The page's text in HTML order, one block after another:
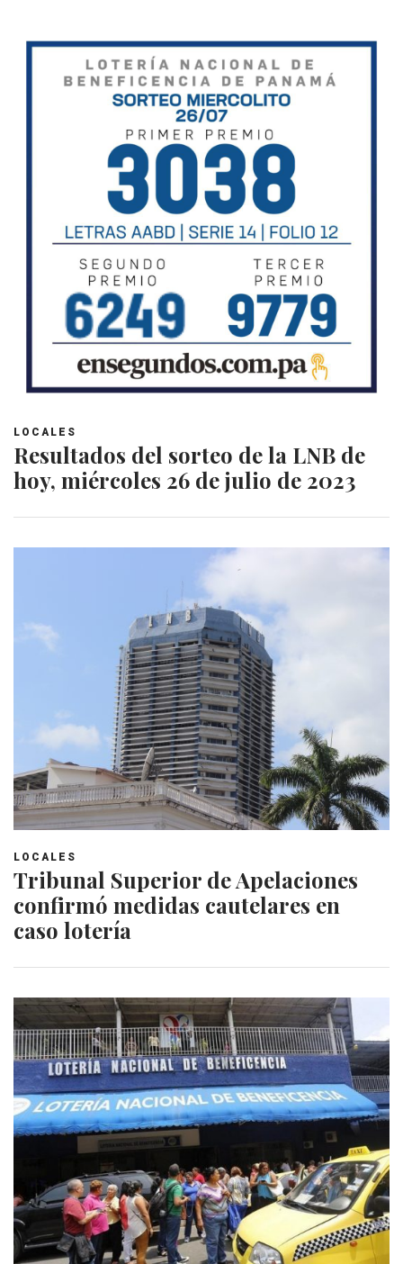
LOCALES
Resultados del sorteo de la LNB de
hoy, miércoles 26 de julio de 2023
LOCALES
Tribunal Superior de Apelaciones
confirmó medidas cautelares en
caso lotería